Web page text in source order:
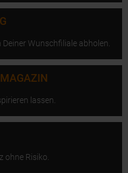
Deiner Wunschfiliale abholen.
lassen.
ohne Risiko.